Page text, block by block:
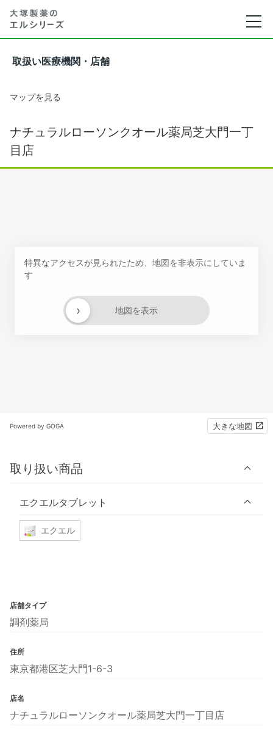
取扱い医療機関・店舗
マップを見る
ナチュラルローソンクオール薬局芝大門一丁
目店
特異なアクセスが見られたため、地図を非表示にしていま
す
地図を表示
›
Powered by GOGA 大きな地図
取り扱い商品
エクエルタブレット
エクエル
店舗タイプ
調剤薬局
住所
東京都港区芝大門1-6-3
店名
ナチュラルローソンクオール薬局芝大門一丁目店